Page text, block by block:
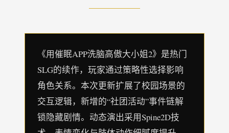
《用催眠APP洗脑高傲大小姐2》是热门
SLG的续作，玩家通过策略性选择影响
角色关系。本次更新扩展了校园场景的
交互逻辑，新增的“社团活动”事件链解
锁隐藏剧情。动态演出采用Spine2D技